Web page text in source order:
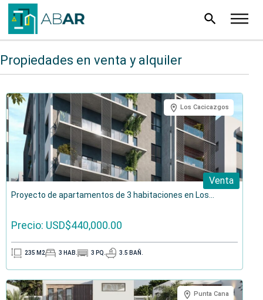
search
Propiedades en venta y alquiler
Los Cacicazgos
Venta
Proyecto de apartamentos de 3 habitaciones en Los...
Precio: USD$440,000.00
235 M2 3 HAB. 3 PQ. 3.5 BAÑ.
Punta Cana